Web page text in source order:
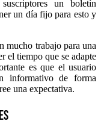
un boletín
un día fijo para esto y
mucho trabajo para una
el tiempo que se adapte
es que el usuario
informativo de forma
una expectativa.